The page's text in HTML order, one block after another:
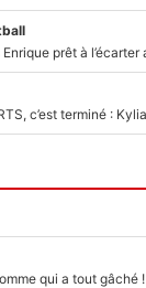
qui a tout gâché !